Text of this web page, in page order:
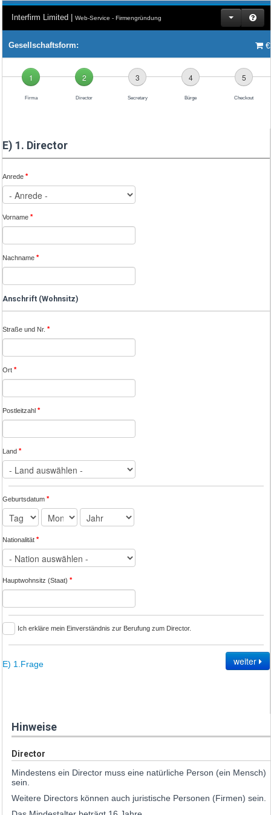
Interfirm Limited | Web-Service - Firmengründung
Gesellschaftsform: €
1
Firma
2
Director
3
Secretary
4
Bürge
5
Checkout
E) 1. Director
Anrede *
Vorname *
Nachname *
Anschrift (Wohnsitz)
Straße und Nr. *
Ort *
Postleitzahl *
Land *
Geburtsdatum *
Nationalität *
Hauptwohnsitz (Staat) *
Ich erkläre mein Einverständnis zur Berufung zum Director.
weiter
E) 1.Frage
Hinweise
Director
Mindestens ein Director muss eine natürliche Person (ein Mensch)
sein.
Weitere Directors können auch juristische Personen (Firmen) sein.